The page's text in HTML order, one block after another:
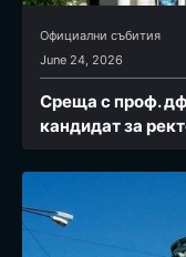
Официални събития
June 24, 2026
Среща с проф.
кандидат за